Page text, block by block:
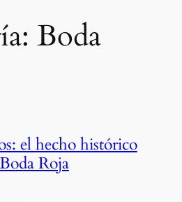
Boda
el hecho histórico
Roja